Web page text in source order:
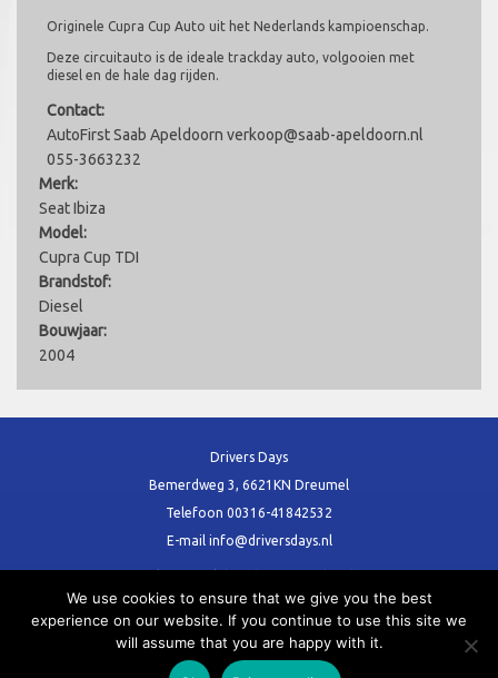
Originele Cupra Cup Auto uit het Nederlands kampioenschap.
Deze circuitauto is de ideale trackday auto, volgooien met
diesel en de hale dag rijden.
Contact:
AutoFirst Saab Apeldoorn verkoop@saab-apeldoorn.nl
055-3663232
Merk:
Seat Ibiza
Model:
Cupra Cup TDI
Brandstof:
Diesel
Bouwjaar:
2004
Drivers Days
Bemerdweg 3, 6621KN Dreumel
Telefoon 00316-41842532
E-mail info@driversdays.nl
We use cookies to ensure that we give you the best
experience on our website. If you continue to use this site we
will assume that you are happy with it.